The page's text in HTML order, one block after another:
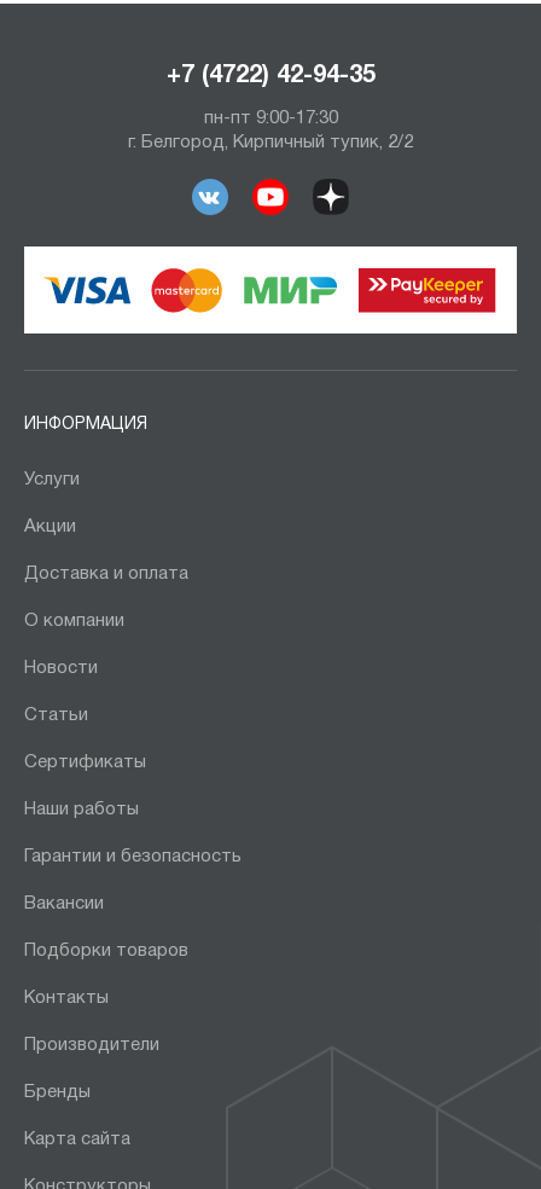
+7 (4722) 42-94-35
пн-пт 9:00-17:30
г. Белгород, Кирпичный тупик, 2/2
ИНФОРМАЦИЯ
Услуги
Акции
Доставка и оплата
О компании
Новости
Статьи
Сертификаты
Наши работы
Гарантии и безопасность
Вакансии
Подборки товаров
Контакты
Производители
Бренды
Карта сайта